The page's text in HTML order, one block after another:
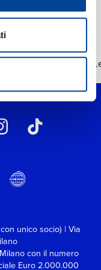
B. 187: No. 7 Poco
con unico socio) | Via
con il numero
Euro 2.000.000